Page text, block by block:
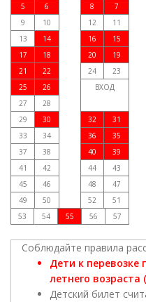
5
6
9
10
13
14
17
18
21
22
25
26
27
28
29
30
33
34
37
38
41
42
45
46
49
50
8
7
12
11
16
15
20
19
24
23
ВХОД
32
31
36
35
40
39
44
43
48
47
52
51
53
54 55 56 57
Соблюдайте правила
Дети к перевозке
летнего
Детский билет